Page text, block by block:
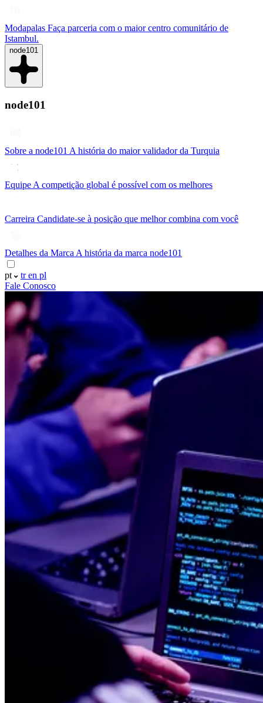
Modapalas Faça parceria com o maior centro comunitário de
Istambul.
node101
node101
Sobre a node101 A história do maior validador da Turquia
Equipe A competição global é possível com os melhores
Carreira Candidate-se à posição que melhor combina com você
Detalhes da Marca A história da marca node101
pt tren pl
Fale Conosco